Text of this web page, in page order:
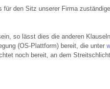
den Sitz unserer Firma
so lässt dies die anderen
(OS-Plattform) bereit, die unter
noch bereit, an dem